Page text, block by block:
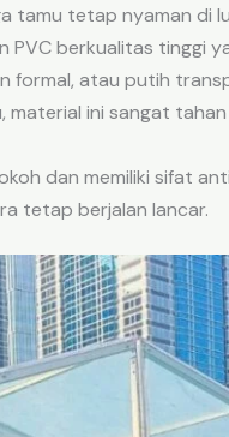
tamu tetap nyaman di
berkualitas tinggi
atau putih
ini sangat
dan memiliki sifat
tetap berjalan lancar.